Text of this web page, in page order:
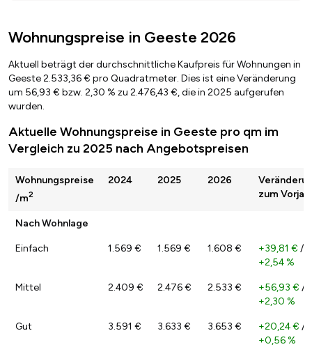
Wohnungspreise in Geeste 2026
Aktuell beträgt der durchschnittliche Kaufpreis für Wohnungen in
Geeste 2.533,36 € pro Quadratmeter. Dies ist eine Veränderung
um 56,93 € bzw. 2,30 % zu 2.476,43 €, die in 2025 aufgerufen
wurden.
Aktuelle Wohnungspreise in Geeste pro qm im
Vergleich zu 2025 nach Angebotspreisen
Wohnungspreise
/m2
2024 2025 2026
zum
Nach Wohnlage
Einfach 1.569 € 1.569 € 1.608 € +39,81 € /
+2,54 %
Mittel 2.409 € 2.476 € 2.533 € +56,93 € /
+2,30 %
Gut 3.591 € 3.633 € 3.653 € +20,24 € /
+0,56 %